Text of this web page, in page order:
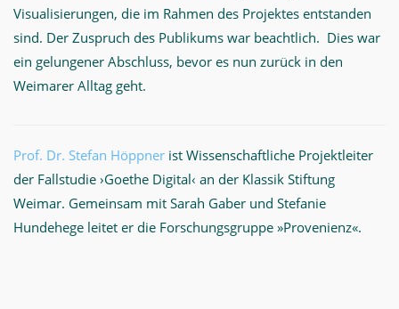
Visualisierungen, die im Rahmen des Projektes entstanden
sind. Der Zuspruch des Publikums war beachtlich. Dies war
ein gelungener Abschluss, bevor es nun zurück in den
Weimarer Alltag geht.
Prof. Dr. Stefan Höppner ist Wissenschaftliche Projektleiter
der Fallstudie ›Goethe Digital‹ an der Klassik Stiftung
Weimar. Gemeinsam mit Sarah Gaber und Stefanie
Hundehege leitet er die Forschungsgruppe »Provenienz«.